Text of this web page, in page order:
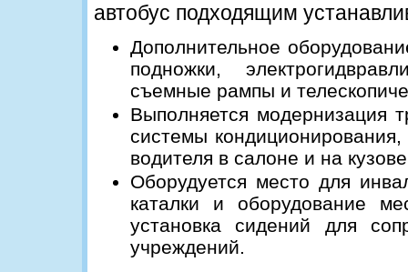
автобус подходящим
Дополнительное
подножки,
съемные рампы и
Выполняется модернизация
системы
водителя в салоне и на
Оборудуется место для
каталки и оборудование
установка сидений для
учреждений.